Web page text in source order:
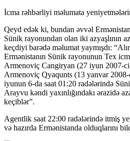
İcma rəhbərliyi məlumata
Qeyd edək ki, bundan əvvəl
Sünik rayonundan olan iki azyaşlının
keçdiyi barədə məlumat yaymışdı:
Ermənistanın Sünik rayonunun Tex
Armenoviç Cangiryan (27 iyun 2007-
Armenoviç Qyaqunts (13 yanvar
iyunun 6-da saat 01:20 radələrində
Arayvu kəndi yaxınlığındakı ərazidə
keçiblər”.
Agentlik saat 22:00 radələrində itmiş
və hazırda Ermənistanda olduqlarını